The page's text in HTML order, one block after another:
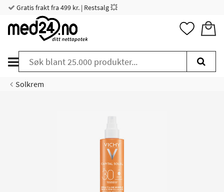
Gratis frakt fra 499 kr. | Restsalg 💥
Solkrem